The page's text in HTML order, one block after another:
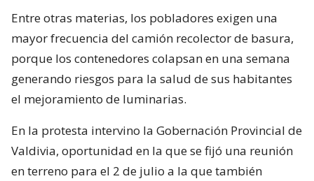
Entre otras materias, los pobladores exigen una
mayor frecuencia del camión recolector de basura,
porque los contenedores colapsan en una semana
generando riesgos para la salud de sus habitantes
el mejoramiento de luminarias.
En la protesta intervino la Gobernación Provincial de
Valdivia, oportunidad en la que se fijó una reunión
en terreno para el 2 de julio a la que también